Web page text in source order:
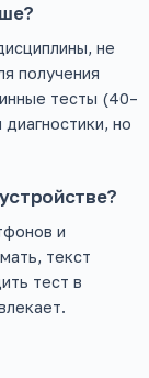
не
получения
тесты (40–
но
и
текст
тест в